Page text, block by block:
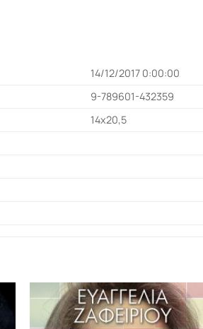
14/12/2017 0:00:00
9-789601-432359
14x20,5